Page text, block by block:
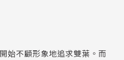
始不顧形象地追求雙葉。而